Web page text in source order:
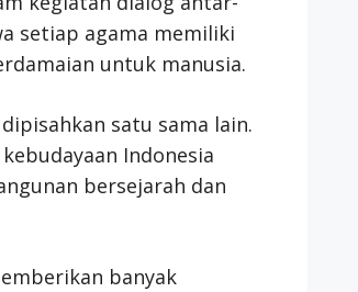
setiap agama memiliki
untuk manusia.
satu sama lain.
Indonesia
bersejarah dan
banyak